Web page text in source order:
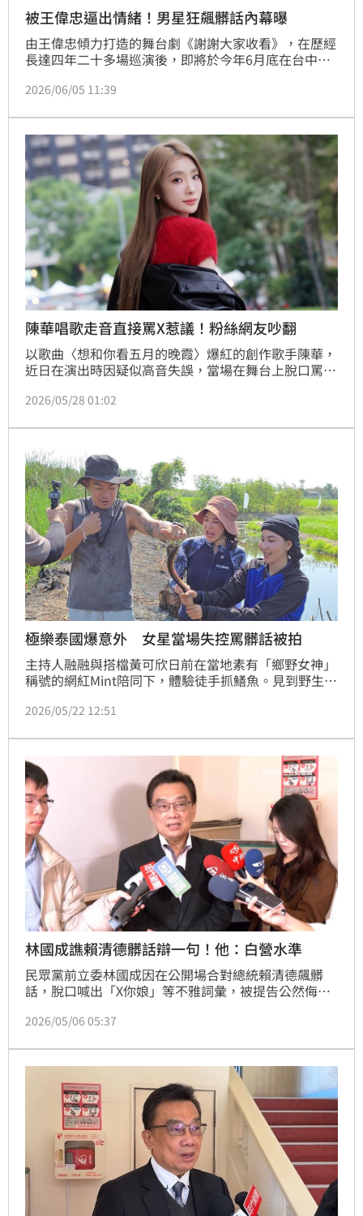
被王偉忠逼出情緒！男星狂飆髒話內幕曝
由王偉忠傾力打造的舞台劇《謝謝大家收看》，在歷經
長達四年二十多場巡演後，即將於今年6月底在台中中
時間」主持人蘭萱，專訪劇中演員郭子乾與周定緯，蘭
子乾妙答：「高度！因為我身高沒有他那麼高！定緯就
夠高！」宋亭誼報導
2026/06/05 11:39
陳華唱歌走音直接罵X惹議！粉絲網友吵翻
以歌曲〈想和你看五月的晚霞〉爆紅的創作歌手陳華，
近日在演出時因疑似高音失誤，當場在舞台上脫口罵出
後，支持與批評聲浪兩極，有人認為真實反應很可愛，
波網路論戰。
2026/05/28 01:02
極樂泰國爆意外 女星當場失控罵髒話被拍
主持人融融與搭檔黃可欣日前在當地素有「鄉野女神」
稱號的網紅Mint陪同下，體驗徒手抓鱔魚。見到野生鱔
動物就超級害怕的黃可欣，這回反應是驚慌失措、頻頻
力道而導致鱔魚脫鉤逃走，眼見就差臨門一腳，鏡頭前
的Mint露出傻眼表情，一旁的黃可欣竟不小心口出髒
話，乖乖女形象瞬間失守。蔡維歆
2026/05/22 12:51
林國成譙賴清德髒話辯一句！他：白營水準
民眾黨前立委林國成因在公開場合對總統賴清德飆髒
話，脫口喊出「X你娘」等不雅詞彙，被提告公然侮
度公開道歉，稱並無詆毀總統名譽之意，堅稱自己無
此，台灣青年世代共好協會理事長張育萌直言林國成敢
做不敢當，「民眾黨都是這種水準」。
2026/05/06 05:37